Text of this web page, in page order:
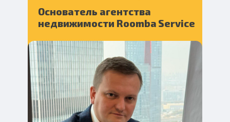
Основатель агентства
недвижимости Roomba Service